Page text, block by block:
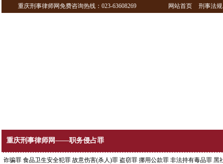
重庆刑事律师网免费咨询热线：023-63608269 网站首页 刑事法规
重庆刑事律师网——职务侵占罪
诈骗罪 食品卫生安全犯罪 故意伤害(杀人)罪 盗窃罪 挪用公款罪 非法持有毒品罪 黑